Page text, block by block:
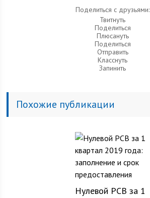
Поделиться с друзьями:
Твитнуть
Поделиться
Плюсануть
Поделиться
Отправить
Класснуть
Запинить
Похожие публикации
Нулевой РСВ за 1